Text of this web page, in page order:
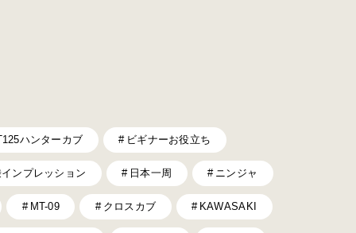
ハンターカブ ビギナーお役立ち
ンプレッション 日本一周 ニンジャ
MT-09 クロスカブ KAWASAKI